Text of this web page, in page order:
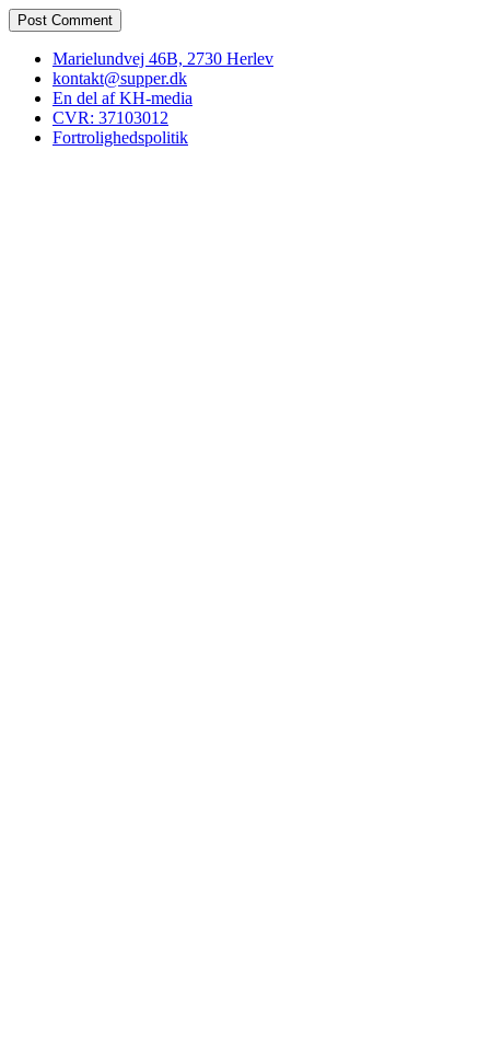
Marielundvej 46B, 2730 Herlev
kontakt@supper.dk
En del af KH-media
CVR: 37103012
Fortrolighedspolitik